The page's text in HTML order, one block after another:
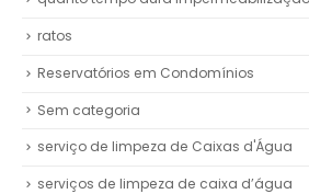
ratos
Reservatórios em Condomínios
Sem categoria
serviço de limpeza de Caixas d'Água
serviços de limpeza de caixa d’água